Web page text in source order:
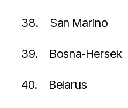
38. San Marino
39. Bosna‑Hersek
40. Belarus